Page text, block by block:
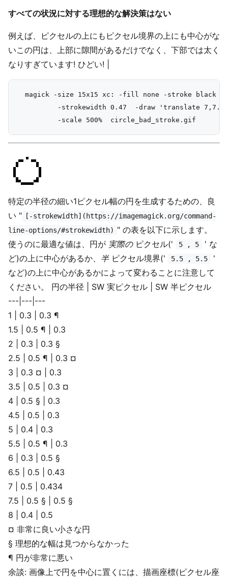
すべての状況に対する理想的な解決策はない
例えば、ピクセルの上にもピクセル境界の上にも中心がな
いこの円は、上部に隙間があるだけでなく、下部では太く
なりすぎています! ひどい! |
magick -size 15x15 xc: -fill none -stroke black
-strokewidth 0.47  -draw 'translate 7,7.3
特定の半径の細い1ピクセル幅の円を生成するための、良
い "
[-strokewidth](https://imagemagick.org/command-
line-options/#strokewidth) " の表を以下に示します。
使うのに最適な値は、円が 実際のピクセル(' 5 , 5
' な
ど)の上に中心があるか、 半ピクセル境界(' 5.5 , 5.5
'
など)の上に中心があるかによって変わることに注意して
ください。 円の半径 | SW 実ピクセル | SW 半ピクセル
---|---|---
1 | 0.3 | 0.3 ¶
1.5 | 0.5 ¶ | 0.3
2 | 0.3 | 0.3 §
2.5 | 0.5 ¶ | 0.3 ¤
3 | 0.3 ¤ | 0.3
3.5 | 0.5 | 0.3 ¤
4 | 0.5 § | 0.3
4.5 | 0.5 | 0.3
5 | 0.4 | 0.3
5.5 | 0.5 ¶ | 0.3
6 | 0.3 | 0.5 §
6.5 | 0.5 | 0.43
7 | 0.5 | 0.434
7.5 | 0.5 § | 0.5 §
8 | 0.4 | 0.5
¤ 非常に良い小さな円
§ 理想的な幅は見つからなかった
¶ 円が非常に悪い
余談: 画像上で円を中心に置くには、描画座標(ピクセル座